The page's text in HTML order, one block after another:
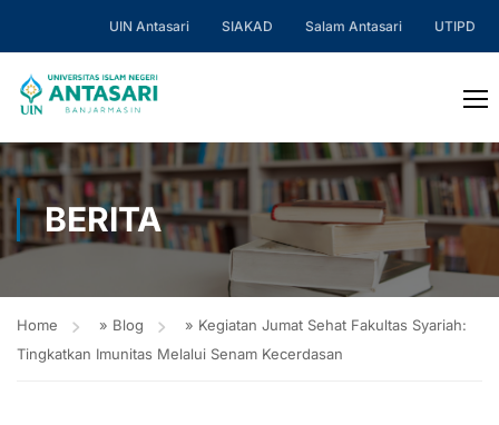
UIN Antasari SIAKAD Salam Antasari UTIPD
BERITA
Home » Blog » Kegiatan Jumat Sehat Fakultas Syariah:
Tingkatkan Imunitas Melalui Senam Kecerdasan